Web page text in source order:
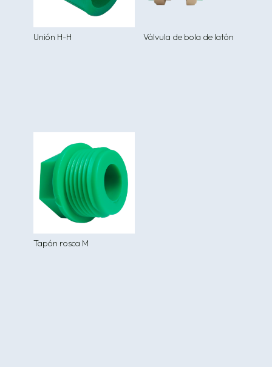
Unión H-H Válvula de bola de latón
Tapón rosca M